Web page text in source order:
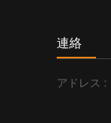
連絡
アドレス :